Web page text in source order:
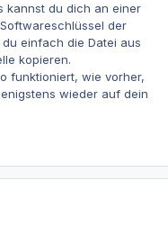
kannst du dich an einer
der
einfach die Datei aus
kopieren.
funktioniert, wie vorher,
wieder auf dein